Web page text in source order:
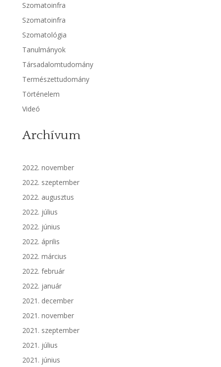
Szomatoinfra
Szomatoinfra
Szomatológia
Tanulmányok
Társadalomtudomány
Természettudomány
Történelem
Videó
Archívum
2022. november
2022. szeptember
2022. augusztus
2022. július
2022. június
2022. április
2022. március
2022. február
2022. január
2021. december
2021. november
2021. szeptember
2021. július
2021. június